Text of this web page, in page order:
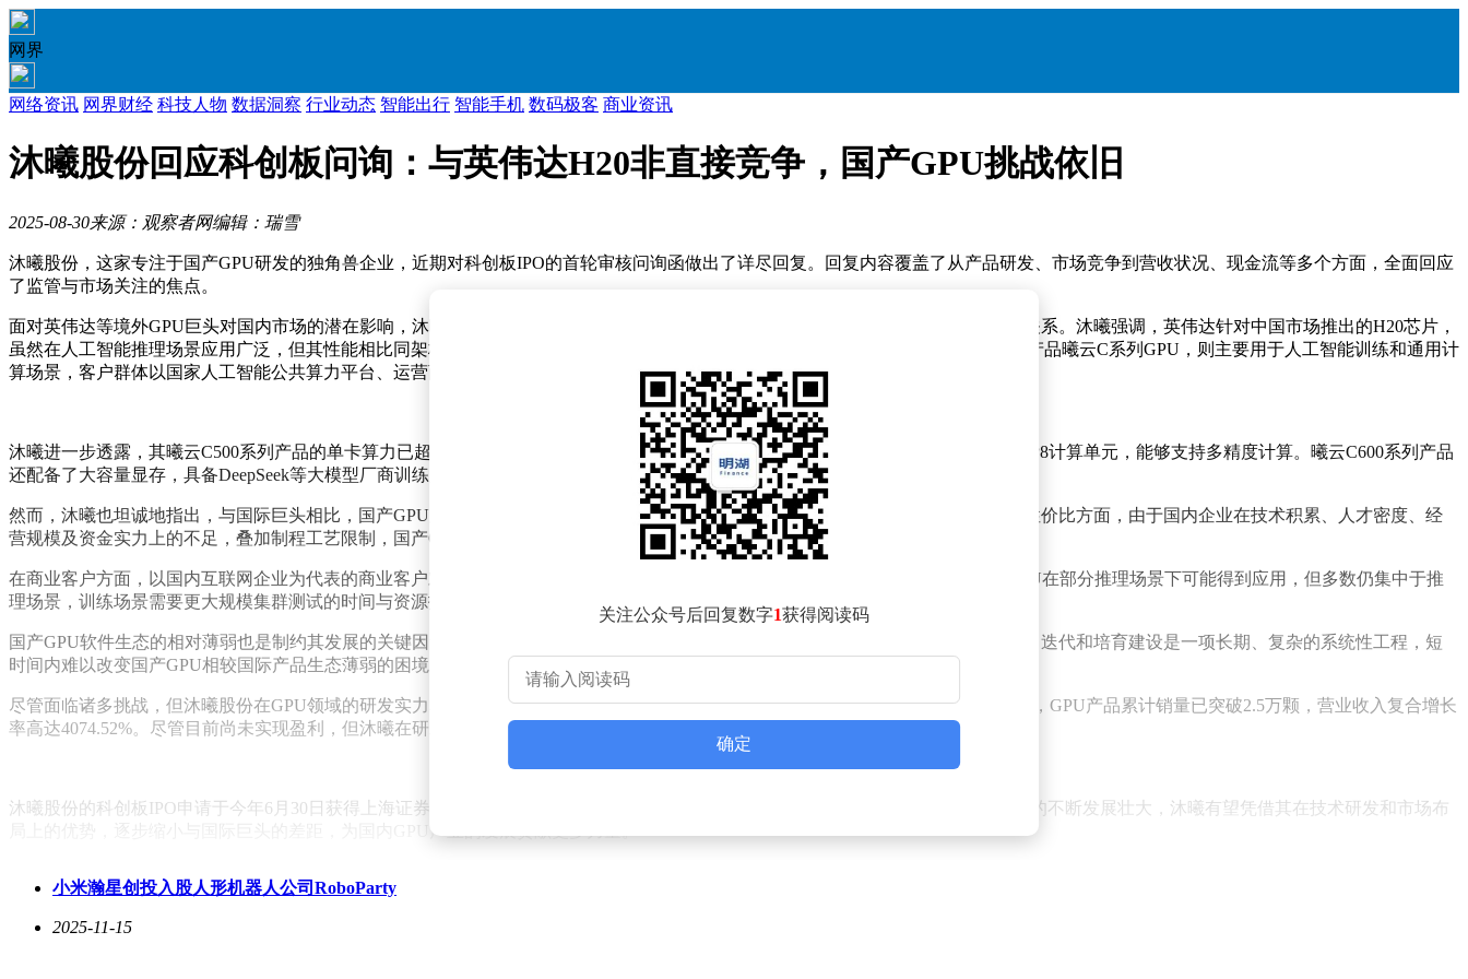
网界
网络资讯 网界财经 科技人物 数据洞察 行业动态 智能出行 智能手机 数码极客 商业资讯
沐曦股份回应科创板问询：与英伟达H20非直接竞争，国产GPU挑战依旧
2025-08-30来源：观察者网编辑：瑞雪
沐曦股份，这家专注于国产GPU研发的独角兽企业，近期对科创板IPO的首轮审核问询函做出了详尽回复。回复内容覆盖了从产品研发、市场竞争到营收状况、现金流等多个方面，全面回应
了监管与市场关注的焦点。
面对英伟达等境外GPU巨头对国内市场的潜在影响，沐曦股份明确指出，其与英伟达的主要客户群体存在显著差异，不构成直接竞争关系。沐曦强调，英伟达针对中国市场推出的H20芯片，
虽然在人工智能推理场景应用广泛，但其性能相比同架构的H100芯片有所降低，主要面向互联网厂商等特定需求客户。而沐曦的主力产品曦云C系列GPU，则主要用于人工智能训练和通用计
算场景，客户群体以国家人工智能公共算力平台、运营商智算平台等为主。
沐曦进一步透露，其曦云C500系列产品的单卡算力已超过H20，而最新一代曦云C600系列产品的性能更是领先于英伟达H20，并具备FP8计算单元，能够支持多精度计算。曦云C600系列产品
还配备了大容量显存，具备DeepSeek等大模型厂商训练所需的FP8低精度计算单元，在人工智能计算场景中具有显著优势。
然而，沐曦也坦诚地指出，与国际巨头相比，国产GPU厂商在技术水平、产品性能、软件生态等方面仍存在明显差距。特别是在产品性价比方面，由于国内企业在技术积累、人才密度、经
营规模及资金实力上的不足，叠加制程工艺限制，国产GPU在短期内难以突破国际巨头构筑的市场壁垒。
在商业客户方面，以国内互联网企业为代表的商业客户对GPU产品的综合性能及稳定性要求极高，采购决策高度市场化。尽管国产GPU在部分推理场景下可能得到应用，但多数仍集中于推
理场景，训练场景需要更大规模集群测试的时间与资源投入，因此国产GPU产品导入较慢，商业化进程相对迟缓。
国产GPU软件生态的相对薄弱也是制约其发展的关键因素之一。虽然国产GPU具备兼容CUDA的理论基础及路径可行性，但生态适配、迭代和培育建设是一项长期、复杂的系统性工程，短
时间内难以改变国产GPU相较国际产品生态薄弱的困境。
尽管面临诸多挑战，但沐曦股份在GPU领域的研发实力和市场前景仍不容忽视。自成立以来，沐曦仅用了3年时间就实现了规模化量产，GPU产品累计销量已突破2.5万颗，营业收入复合增长
率高达4074.52%。尽管目前尚未实现盈利，但沐曦在研发上的投入持续加大，累计研发投入已达24.66亿元。
沐曦股份的科创板IPO申请于今年6月30日获得上海证券交易所受理，拟募资39.04亿元用于补充研发及产业化资金。随着国产GPU市场的不断发展壮大，沐曦有望凭借其在技术研发和市场布
局上的优势，逐步缩小与国际巨头的差距，为国内GPU产业的发展贡献更多力量。
关注公众号后回复数字1获得阅读码
确定
小米瀚星创投入股人形机器人公司RoboParty
2025-11-15